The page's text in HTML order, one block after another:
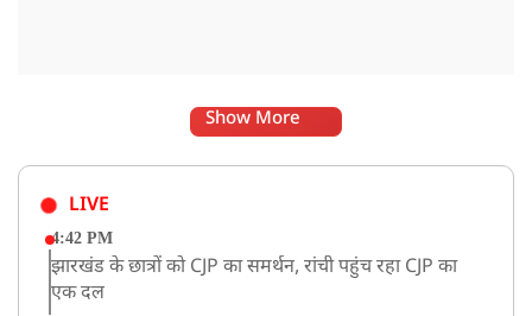
Show More
LIVE
4:42 PM
झारखंड के छात्रों को CJP का समर्थन, रांची पहुंच रहा CJP का
एक दल